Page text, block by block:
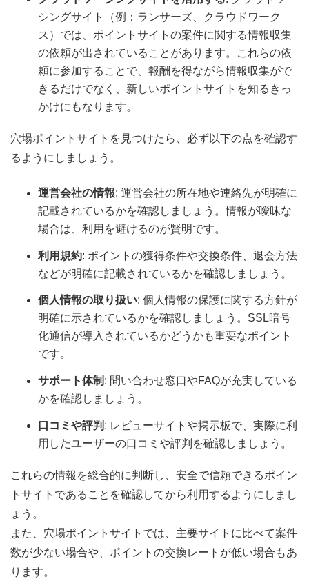
シングサイト（例：ランサーズ、クラウドワーク
ス）では、ポイントサイトの案件に関する情報収集
の依頼が出されていることがあります。これらの依
頼に参加することで、報酬を得ながら情報収集がで
きるだけでなく、新しいポイントサイトを知るきっ
かけにもなります。
穴場ポイントサイトを見つけたら、必ず以下の点を確認す
るようにしましょう。
運営会社の情報: 運営会社の所在地や連絡先が明確に
記載されているかを確認しましょう。情報が曖昧な
場合は、利用を避けるのが賢明です。
利用規約: ポイントの獲得条件や交換条件、退会方法
などが明確に記載されているかを確認しましょう。
個人情報の取り扱い: 個人情報の保護に関する方針が
明確に示されているかを確認しましょう。SSL暗号
化通信が導入されているかどうかも重要なポイント
です。
サポート体制 : 問い合わせ窓口やFAQが充実している
かを確認しましょう。
口コミや評判 : レビューサイトや掲示板で、実際に利
用したユーザーの口コミや評判を確認しましょう。
これらの情報を総合的に判断し、安全で信頼できるポイン
トサイトであることを確認してから利用するようにしまし
ょう。
また、穴場ポイントサイトでは、主要サイトに比べて案件
数が少ない場合や、ポイントの交換レートが低い場合もあ
ります。